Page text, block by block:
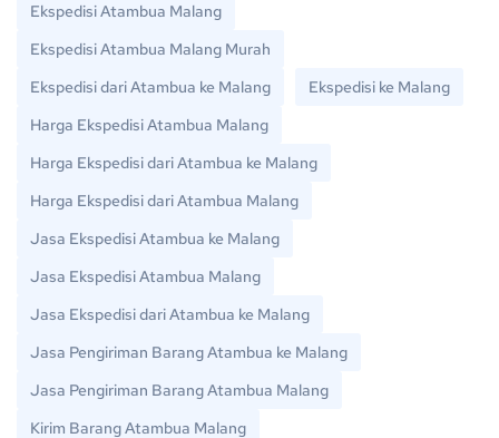
Ekspedisi Atambua Malang
Ekspedisi Atambua Malang Murah
Ekspedisi dari Atambua ke Malang
Ekspedisi ke Malang
Harga Ekspedisi Atambua Malang
Harga Ekspedisi dari Atambua ke Malang
Harga Ekspedisi dari Atambua Malang
Jasa Ekspedisi Atambua ke Malang
Jasa Ekspedisi Atambua Malang
Jasa Ekspedisi dari Atambua ke Malang
Jasa Pengiriman Barang Atambua ke Malang
Jasa Pengiriman Barang Atambua Malang
Kirim Barang Atambua Malang